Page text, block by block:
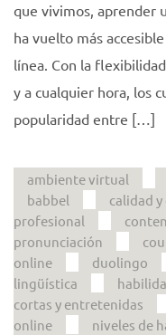
que vivimos, aprender
ha vuelto más
línea. Con la
y a cualquier hora, los
popularidad entre […]
ambiente virtual
babbel
calidad
profesional
pronunciación
online
duolingo
lingüística
cortas y entretenidas
online
niveles de